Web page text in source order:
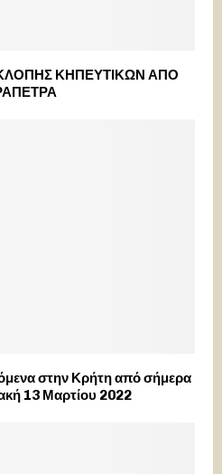
ΚΗΠΕΥΤΙΚΩΝ ΑΠΟ
στην Κρήτη από σήμερα
13 Μαρτίου 2022